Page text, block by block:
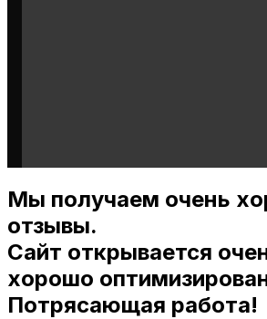
Мы получаем очень
отзывы.
Сайт открывается
хорошо
Потрясающая работа!